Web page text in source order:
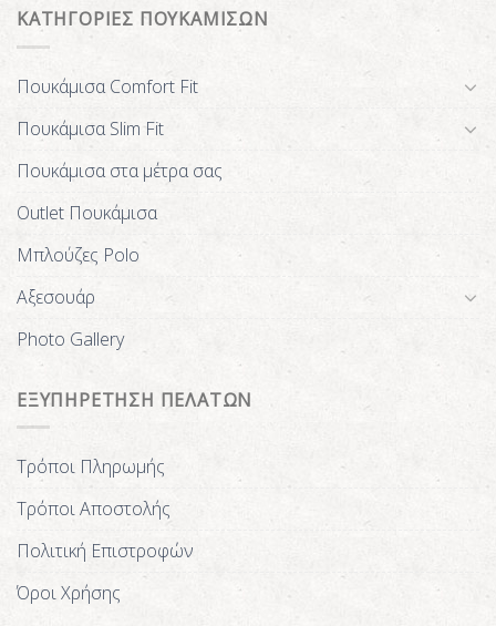
ΚΑΤΗΓΟΡΙΕΣ ΠΟΥΚΑΜΙΣΩΝ
Πουκάμισα Comfort Fit
Πουκάμισα Slim Fit
Πουκάμισα στα μέτρα σας
Outlet Πουκάμισα
Μπλούζες Polo
Αξεσουάρ
Photo Gallery
ΕΞΥΠΗΡΕΤΗΣΗ ΠΕΛΑΤΩΝ
Τρόποι Πληρωμής
Τρόποι Αποστολής
Πολιτική Επιστροφών
Όροι Χρήσης